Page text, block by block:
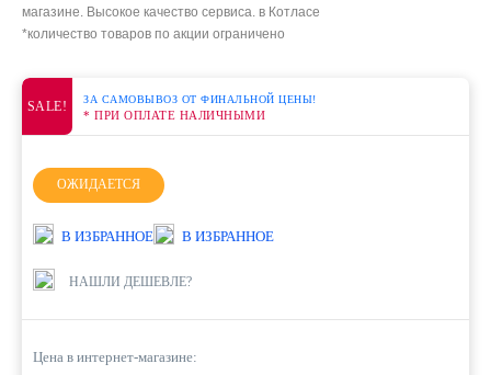
магазине. Высокое качество сервиса. в Котласе
*количество товаров по акции ограничено
SALE! ЗА САМОВЫВОЗ ОТ ФИНАЛЬНОЙ ЦЕНЫ!
* ПРИ ОПЛАТЕ НАЛИЧНЫМИ
ОЖИДАЕТСЯ
В ИЗБРАННОЕ В ИЗБРАННОЕ
НАШЛИ ДЕШЕВЛЕ?
Цена в интернет-магазине: